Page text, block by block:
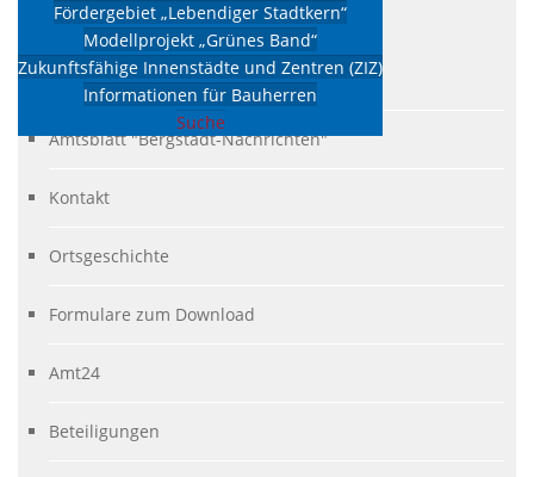
Fördergebiet „Lebendiger Stadtkern“
Modellprojekt „Grünes Band“
Zukunftsfähige Innenstädte und Zentren (ZIZ)
Informationen für Bauherren
Suche
Satzungen
Beschlüsse
Rats- und Bürgerinformationssystem
Amtsblatt "Bergstadt-Nachrichten"
Kontakt
Ortsgeschichte
Formulare zum Download
Amt24
Beteiligungen